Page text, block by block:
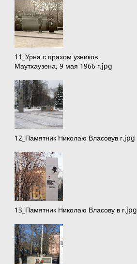
11_Урна с прахом узников
Маутхаузена, 9 мая 1966 г.jpg
12_Памятник Николаю Власовув г.jpg
13_Памятник Николаю Власову в г.jpg